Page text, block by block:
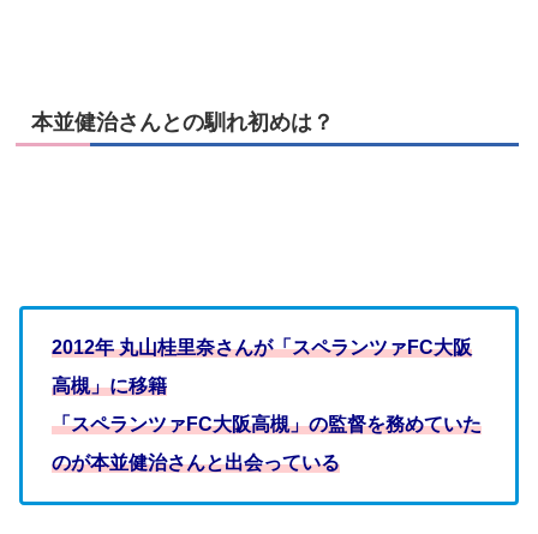
本並健治さんとの馴れ初めは？
2012年 丸山桂里奈さんが「スペランツァFC大阪
高槻」に移籍
「スペランツァFC大阪高槻」の監督を務めていた
のが本並健治さんと出会っている